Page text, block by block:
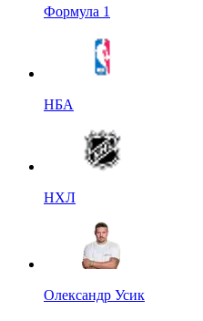
Формула 1
НБА
НХЛ
Олександр Усик